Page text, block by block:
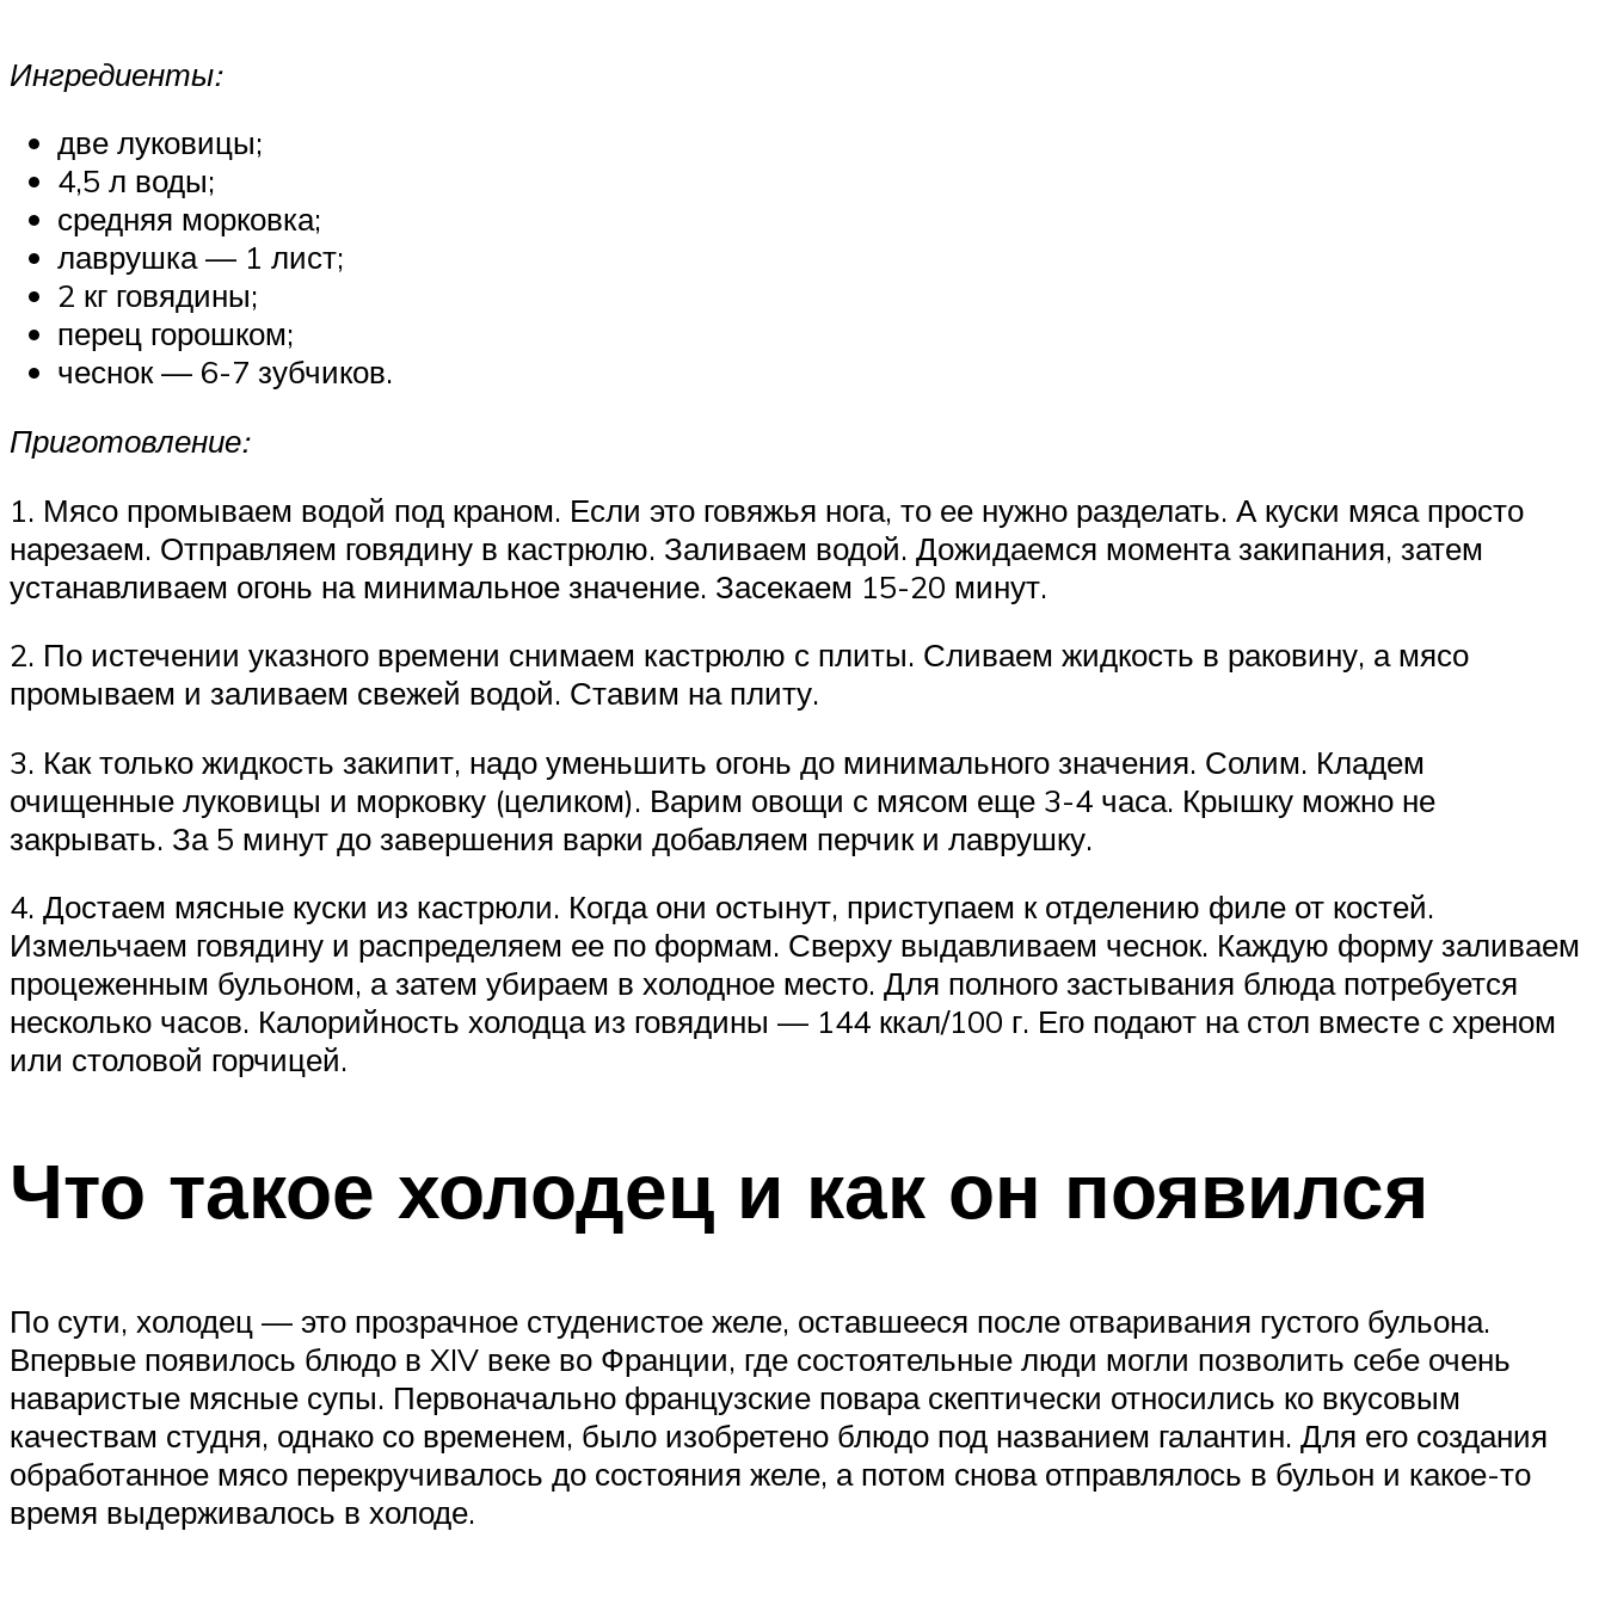
Ингредиенты:
две луковицы;
4,5 л воды;
средняя морковка;
лаврушка — 1 лист;
2 кг говядины;
перец горошком;
чеснок — 6-7 зубчиков.
Приготовление:
1. Мясо промываем водой под краном. Если это говяжья нога, то ее нужно разделать. А куски мяса просто
нарезаем. Отправляем говядину в кастрюлю. Заливаем водой. Дожидаемся момента закипания, затем
устанавливаем огонь на минимальное значение. Засекаем 15-20 минут.
2. По истечении указного времени снимаем кастрюлю с плиты. Сливаем жидкость в раковину, а мясо
промываем и заливаем свежей водой. Ставим на плиту.
3. Как только жидкость закипит, надо уменьшить огонь до минимального значения. Солим. Кладем
очищенные луковицы и морковку (целиком). Варим овощи с мясом еще 3-4 часа. Крышку можно не
закрывать. За 5 минут до завершения варки добавляем перчик и лаврушку.
4. Достаем мясные куски из кастрюли. Когда они остынут, приступаем к отделению филе от костей.
Измельчаем говядину и распределяем ее по формам. Сверху выдавливаем чеснок. Каждую форму заливаем
процеженным бульоном, а затем убираем в холодное место. Для полного застывания блюда потребуется
несколько часов. Калорийность холодца из говядины — 144 ккал/100 г. Его подают на стол вместе с хреном
или столовой горчицей.
Что такое холодец и как он появился
По сути, холодец — это прозрачное студенистое желе, оставшееся после отваривания густого бульона.
Впервые появилось блюдо в XIV веке во Франции, где состоятельные люди могли позволить себе очень
наваристые мясные супы. Первоначально французские повара скептически относились ко вкусовым
качествам студня, однако со временем, было изобретено блюдо под названием галантин. Для его создания
обработанное мясо перекручивалось до состояния желе, а потом снова отправлялось в бульон и какое-то
время выдерживалось в холоде.